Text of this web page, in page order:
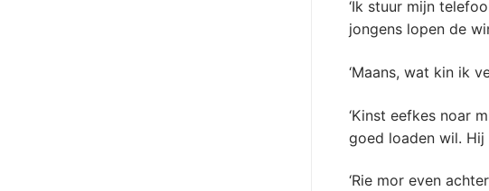
‘Ik stuur mijn
jongens lopen de
‘Maans, wat kin ik
‘Kinst eefkes noar
goed loaden wil.
‘Rie mor even